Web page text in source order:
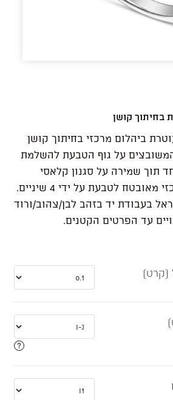
בחיתוך קושן
ביהלום מרכזי בחיתוך קושן
המשובצים על גוף הטבעת להשלמת
תוך שמירה על סגנון קלאסי
ונצחי. היהלום המרכזי מאובטח לטבעת על ידי 4 שיניים.
בעבודת יד בזהב לבן/צהוב/ורוד
(קרט)